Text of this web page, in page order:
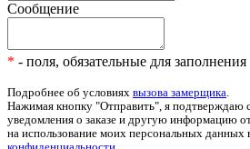
Сообщение
* - поля, обязательные для заполнения
Подробнее об условиях вызова замерщика.
Нажимая кнопку "Отправить", я подтверждаю
уведомления о заказе и другую информацию
на использование моих персональных данных